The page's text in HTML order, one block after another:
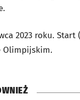
2023 roku. Start
Olimpijskim.